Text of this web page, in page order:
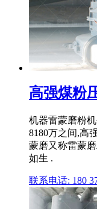
高强煤粉
机器雷蒙磨粉
8180万之间,高
蒙磨又称雷蒙
如生 .
联系电话: 180